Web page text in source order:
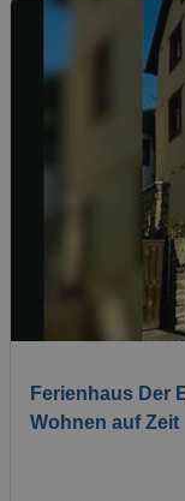
Ferienhaus Der
Wohnen auf Zeit